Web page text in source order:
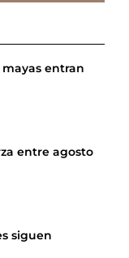
entran
entre agosto
siguen